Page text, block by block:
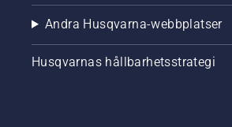
Andra Husqvarna-webbplatser
Husqvarnas hållbarhetsstrategi